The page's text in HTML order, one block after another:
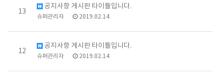
13
공지사항 게시판 타이틀입니다.
슈퍼관리자 2019.02.14
12
공지사항 게시판 타이틀입니다.
슈퍼관리자 2019.02.14